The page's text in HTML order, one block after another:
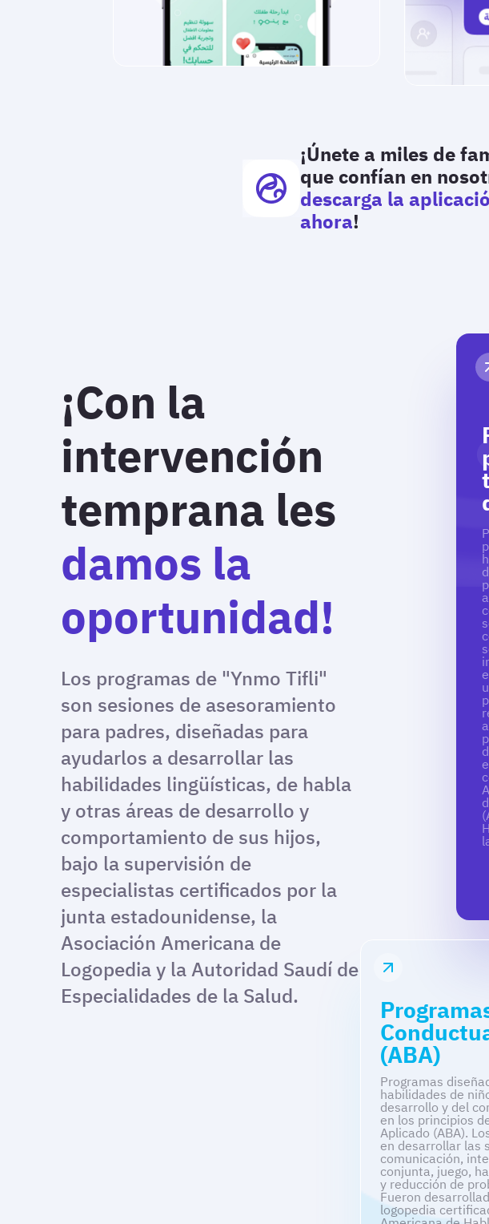
¡Únete a miles de
que confían en
descarga la
ahora!
¡Con la
intervención
temprana les
damos la
oportunidad!
Los programas de "Ynmo Tifli"
son sesiones de asesoramiento
para padres, diseñadas para
ayudarlos a desarrollar las
habilidades lingüísticas, de habla
y otras áreas de desarrollo y
comportamiento de sus hijos,
bajo la supervisión de
especialistas certificados por la
junta estadounidense, la
Asociación Americana de
Logopedia y la Autoridad Saudí de
Especialidades de la Salud.
(ABA)
Programas
habilidades de
desarrollo y del
en los principios
Aplicado (ABA).
en desarrollar las
comunicación,
conjunta, juego,
y reducción de
Fueron
logopedia